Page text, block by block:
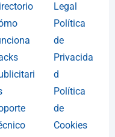
Legal
Política
de
Privacida
d
Política
de
Cookies